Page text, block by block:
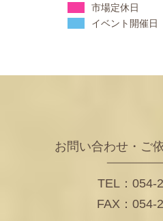
市場定休日
イベント開催日
お問い合わせ・ご
TEL：054-
FAX：054-